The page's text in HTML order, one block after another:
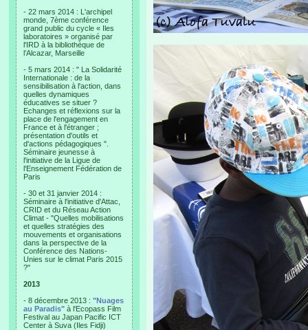
- 22 mars 2014 : L'archipel
monde, 7ème conférence
grand public du cycle « Iles
laboratoires » organisé par
l'IRD à la bibliothèque de
l’Alcazar, Marseille
- 5 mars 2014 : " La Solidarité
Internationale : de la
sensibilisation à l'action, dans
quelles dynamiques
éducatives se situer ?
Echanges et réflexions sur la
place de l'engagement en
France et à l'étranger ;
présentation d'outils et
d'actions pédagogiques ".
Séminaire jeunesse à
l'initiative de la Ligue de
l'Enseignement Fédération de
Paris
- 30 et 31 janvier 2014 :
Séminaire à l'initiative d'Attac,
CRID et du Réseau Action
Climat - "Quelles mobilisations
et quelles stratégies des
mouvements et organisations
dans la perspective de la
Conférence des Nations-
Unies sur le climat Paris 2015
?"
2013
- 8 décembre 2013 : "Nuages
au Paradis" à l'Ecopass Film
Festival au Japan Pacific ICT
Center à Suva (Iles Fidji)